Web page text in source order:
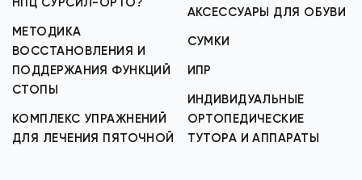
МЕТОДИКА
ВОССТАНОВЛЕНИЯ И
ПОДДЕРЖАНИЯ ФУНКЦИЙ
СТОПЫ
КОМПЛЕКС УПРАЖНЕНИЙ
ДЛЯ ЛЕЧЕНИЯ ПЯТОЧНОЙ
АКСЕССУАРЫ ДЛЯ ОБУВИ
СУМКИ
ИПР
ИНДИВИДУАЛЬНЫЕ
ОРТОПЕДИЧЕСКИЕ
ТУТОРА И АППАРАТЫ